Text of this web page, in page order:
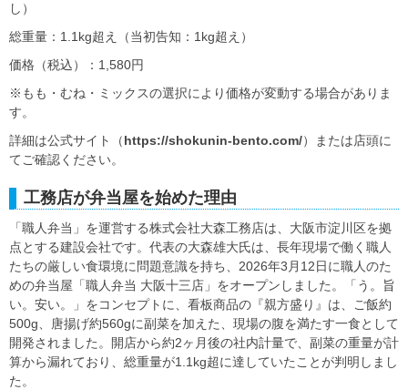
し）
総重量：1.1kg超え（当初告知：1kg超え）
価格（税込）：1,580円
※もも・むね・ミックスの選択により価格が変動する場合がありま
す。
詳細は公式サイト（https://shokunin-bento.com/）または店頭に
てご確認ください。
工務店が弁当屋を始めた理由
「職人弁当」を運営する株式会社大森工務店は、大阪市淀川区を拠
点とする建設会社です。代表の大森雄大氏は、長年現場で働く職人
たちの厳しい食環境に問題意識を持ち、2026年3月12日に職人のた
めの弁当屋「職人弁当 大阪十三店」をオープンしました。「う。旨
い。安い。」をコンセプトに、看板商品の『親方盛り』は、ご飯約
500g、唐揚げ約560gに副菜を加えた、現場の腹を満たす一食として
開発されました。開店から約2ヶ月後の社内計量で、副菜の重量が計
算から漏れており、総重量が1.1kg超に達していたことが判明しまし
た。